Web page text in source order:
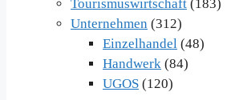
Tourismuswirtschaft (183)
Unternehmen (312)
Einzelhandel (48)
Handwerk (84)
UGOS (120)